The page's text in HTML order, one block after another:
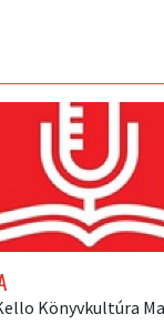
Könyvkultúra